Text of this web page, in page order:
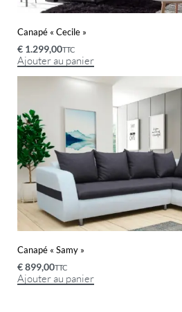
Canapé « Cecile »
€ 1.299,00TTC
Ajouter au panier
Canapé « Samy »
€899,00TTC
Ajouter au panier